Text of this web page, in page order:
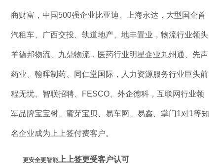
商财富，中国500强企业比亚迪、上海永达，大型国企首
汽租车、广西交投、轨道地产、地丰置业，物流行业领头
羊德邦物流、九鼎物流，医药行业明星企业九州通、先声
药业、翰晖制药、同仁堂国际，人力资源服务行业巨头前
程无忧、智联招聘、FESCO、外企德科，互联网行业领
军品牌宝宝树、蜜芽宝贝、易车网、易鑫、掌门1对1等知
名企业成为上上签付费客户。
更安全更智能上上签更受客户认可